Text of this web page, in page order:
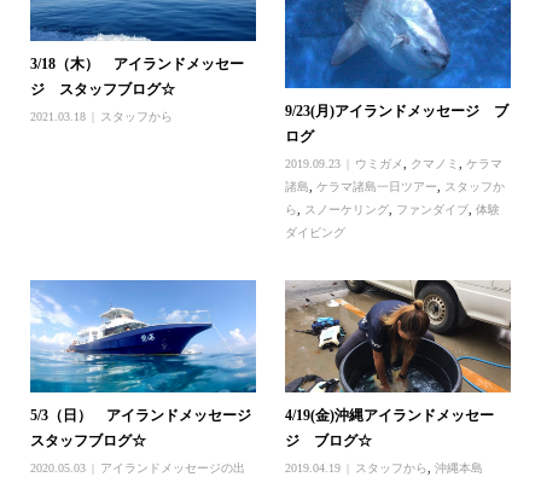
3/18（木） アイランドメッセー
ジ スタッフブログ☆
2021.03.18 スタッフから
9/23(月)アイランドメッセージ ブ
ログ
2019.09.23 ウミガメ クマノミ ,ケラマ
諸島
,ケラマ諸島一日ツアー
スタッフか
ら
スノーケリング ファンダイブ ,体験
ダイビング
5/3（日） アイランドメッセージ
スタッフブログ☆
2020.05.03
アイランドメッセージの出
4/19(金)沖縄アイランドメッセー
ジ ブログ☆
2019.04.19 スタッフから,沖縄本島